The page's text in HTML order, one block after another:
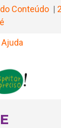
Conteúdo |
Ajuda